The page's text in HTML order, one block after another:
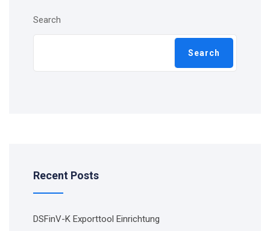
Search
Search
Recent Posts
DSFinV-K Exporttool Einrichtung